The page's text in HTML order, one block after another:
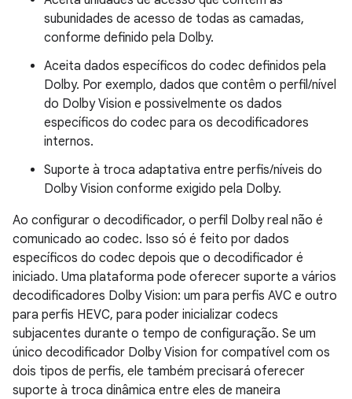
subunidades de acesso de todas as camadas,
conforme definido pela Dolby.
Aceita dados específicos do codec definidos pela
Dolby. Por exemplo, dados que contêm o perfil/nível
do Dolby Vision e possivelmente os dados
específicos do codec para os decodificadores
internos.
Suporte à troca adaptativa entre perfis/níveis do
Dolby Vision conforme exigido pela Dolby.
Ao configurar o decodificador, o perfil Dolby real não é
comunicado ao codec. Isso só é feito por dados
específicos do codec depois que o decodificador é
iniciado. Uma plataforma pode oferecer suporte a vários
decodificadores Dolby Vision: um para perfis AVC e outro
para perfis HEVC, para poder inicializar codecs
subjacentes durante o tempo de configuração. Se um
único decodificador Dolby Vision for compatível com os
dois tipos de perfis, ele também precisará oferecer
suporte à troca dinâmica entre eles de maneira